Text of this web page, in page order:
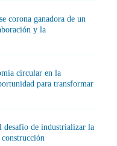
corona ganadora de un
y la
circular en la
para transformar
de industrializar la